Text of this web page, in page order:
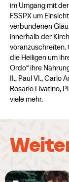
im Umgang mit
FSSPX um
verbundenen
innerhalb der
voranzuschreiten.
die Heiligen um
Ordo“ ihre
II., Paul VI., Carlo
Rosario Livatino,
viele mehr.